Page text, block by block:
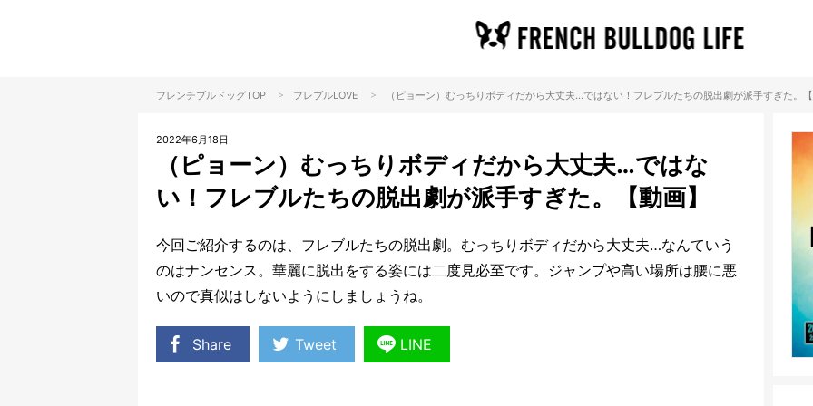
フレンチブルドッグTOP > フレブルLOVE > （ピョーン）むっちりボディだから大丈夫…ではない！フレブルたちの脱出劇が派手すぎた。
2022年6月18日
（ピョーン）むっちりボディだから大丈夫…ではな
い！フレブルたちの脱出劇が派手すぎた。【動画】
今回ご紹介するのは、フレブルたちの脱出劇。むっちりボディだから大丈夫…なんていう
のはナンセンス。華麗に脱出をする姿には二度見必至です。ジャンプや高い場所は腰に悪
いので真似はしないようにしましょうね。
Share Tweet LINE